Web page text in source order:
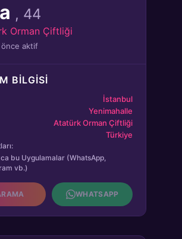
, 44
Orman Çiftliği
aktif
BILGISI
İstanbul
Yenimahalle
Atatürk Orman Çiftliği
Türkiye
bu Uygulamalar (WhatsApp,
vb.)
WHATSAPP